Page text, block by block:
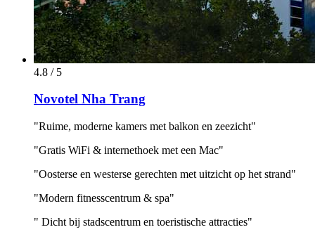
4.8 / 5
Novotel Nha Trang
"Ruime, moderne kamers met balkon en zeezicht"
"Gratis WiFi & internethoek met een Mac"
"Oosterse en westerse gerechten met uitzicht op het strand"
"Modern fitnesscentrum & spa"
" Dicht bij stadscentrum en toeristische attracties"